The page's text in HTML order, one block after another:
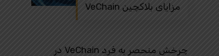
مزایای بلاکچین VeChain
چرخش منحصر به فرد VeChain در